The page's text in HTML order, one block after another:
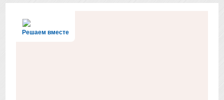
Решаем вместе